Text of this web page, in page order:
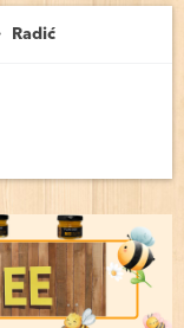
Radić